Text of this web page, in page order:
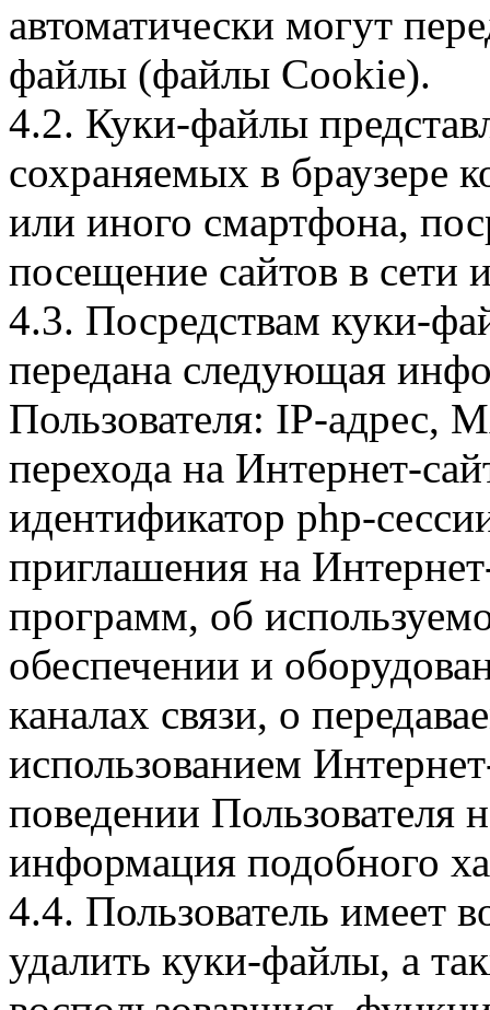
автоматически могут
файлы (файлы Cookie).
4.2. Куки-файлы
сохраняемых в браузере
или иного смартфона,
посещение сайтов в сети
4.3. Посредствам куки-
передана следующая
Пользователя: IP-адрес,
перехода на Интернет-
идентификатор php-
приглашения на
программ, об
обеспечении и
каналах связи, о
использованием
поведении Пользователя
информация подобного
4.4. Пользователь имеет
удалить куки-файлы, а